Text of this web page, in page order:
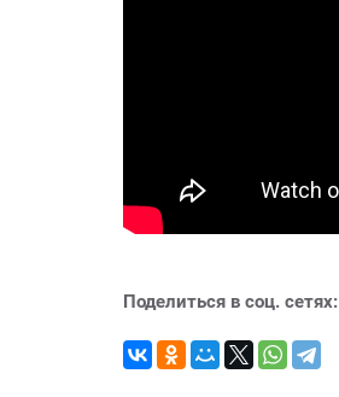
Поделиться в соц. сетях: